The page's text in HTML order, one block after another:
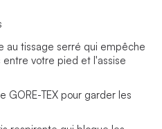
au tissage serré qui empêche
entre votre pied et l'assise
GORE-TEX pour garder les